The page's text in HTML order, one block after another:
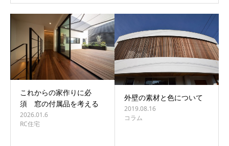
これからの家作りに必
須 窓の付属品を考える
2026.01.6
RC住宅
外壁の素材と色について
2019.08.16
コラム